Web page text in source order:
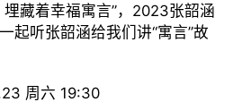
藏着幸福寓言”，2023张韶涵
起听张韶涵给我们讲“寓言”故
周六 19:30